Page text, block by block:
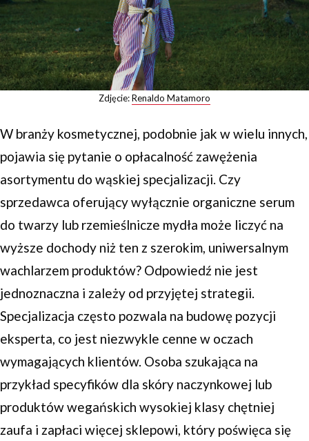
Zdjęcie:Renaldo Matamoro
W branży kosmetycznej, podobnie jak w wielu innych,
pojawia się pytanie o opłacalność zawężenia
asortymentu do wąskiej specjalizacji. Czy
sprzedawca oferujący wyłącznie organiczne serum
do twarzy lub rzemieślnicze mydła może liczyć na
wyższe dochody niż ten z szerokim, uniwersalnym
wachlarzem produktów? Odpowiedź nie jest
jednoznaczna i zależy od przyjętej strategii.
Specjalizacja często pozwala na budowę pozycji
eksperta, co jest niezwykle cenne w oczach
wymagających klientów. Osoba szukająca na
przykład specyfików dla skóry naczynkowej lub
produktów wegańskich wysokiej klasy chętniej
zaufa i zapłaci więcej sklepowi, który poświęca się